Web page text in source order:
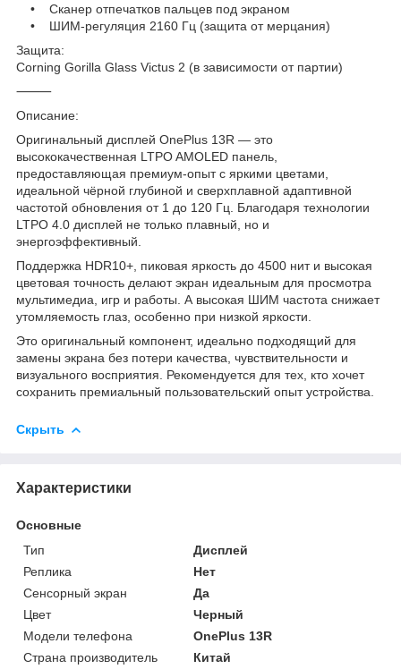
• Сканер отпечатков пальцев под экраном
• ШИМ-регуляция 2160 Гц (защита от мерцания)
Защита:
Corning Gorilla Glass Victus 2 (в зависимости от партии)
⸻
Описание:
Оригинальный дисплей OnePlus 13R — это
высококачественная LTPO AMOLED панель,
предоставляющая премиум-опыт с яркими цветами,
идеальной чёрной глубиной и сверхплавной адаптивной
частотой обновления от 1 до 120 Гц. Благодаря технологии
LTPO 4.0 дисплей не только плавный, но и
энергоэффективный.
Поддержка HDR10+, пиковая яркость до 4500 нит и высокая
цветовая точность делают экран идеальным для просмотра
мультимедиа, игр и работы. А высокая ШИМ частота снижает
утомляемость глаз, особенно при низкой яркости.
Это оригинальный компонент, идеально подходящий для
замены экрана без потери качества, чувствительности и
визуального восприятия. Рекомендуется для тех, кто хочет
сохранить премиальный пользовательский опыт устройства.
Скрыть
Характеристики
Основные
Тип
Дисплей
Реплика
Нет
Сенсорный экран
Да
Цвет
Черный
Модели телефона
OnePlus 13R
Страна производитель
Китай